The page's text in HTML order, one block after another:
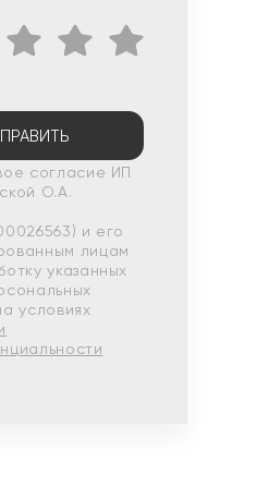
согласие ИП
О.А.
и его
лицам
указанных
условиях